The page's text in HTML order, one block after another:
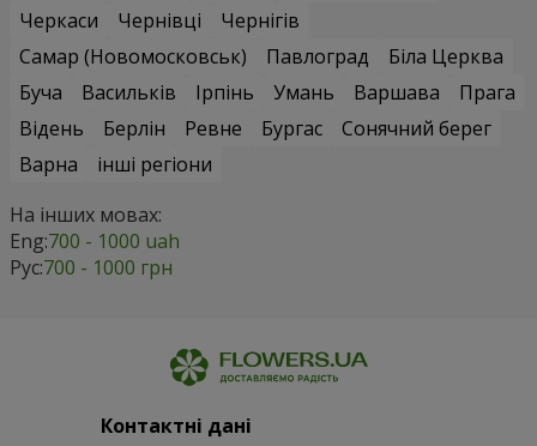
Черкаси
Чернівці
Чернігів
Самар (Новомосковськ)
Павлоград
Біла Церква
Буча
Васильків Ірпінь Умань Варшава
Прага
Відень
Берлін Ревне Бургас
Сонячний берег
Варна
інші регіони
На інших мовах:
Eng:700 - 1000 uah
Рус:700 - 1000 грн
Контактні дані